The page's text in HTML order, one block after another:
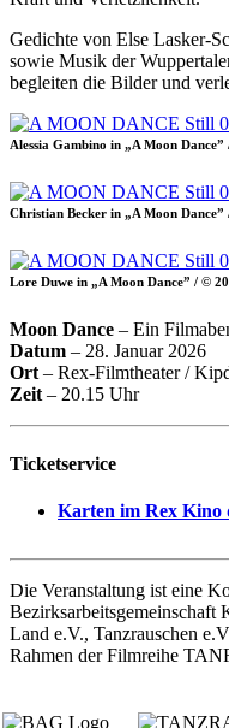
Gedichte von Else Lasker-
sowie Musik der
begleiten die Bilder und
Alessia Gambino in „A Moon
Christian Becker in „A Moon
Lore Duwe in „A Moon Dance” / ©
Moon Dance – Ein
Datum – 28. Januar 2026
Ort – Rex-Filmtheater /
Zeit – 20.15 Uhr
Ticketservice
Karten im Rex Kino
Die Veranstaltung ist eine
Bezirksarbeitsgemeinschaft
Land e.V., Tanzrauschen
Rahmen der Filmreihe